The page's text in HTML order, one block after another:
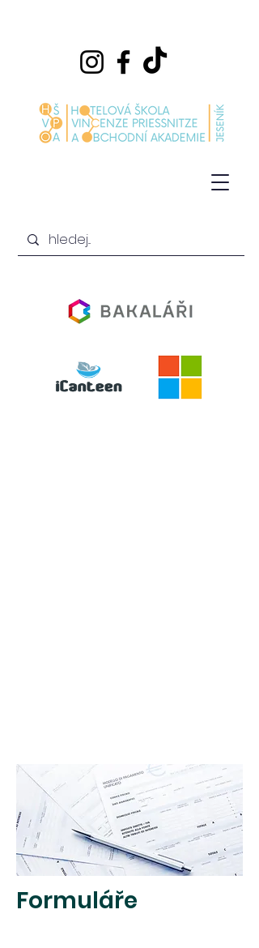
Formuláře